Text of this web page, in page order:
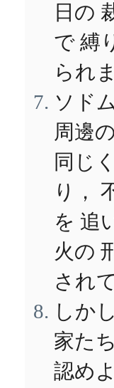
日の
で 縛
られ
ソド
周邊
同じ
り，
を 追
火の
され
しか
家た
認め